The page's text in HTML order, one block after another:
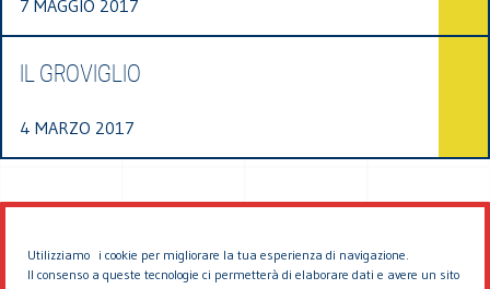
Utilizziamo i cookie per migliorare la tua esperienza di navigazione.
Il consenso a queste tecnologie ci permetterà di elaborare dati e avere un sito
7 MAGGIO 2017
IL GROVIGLIO
4 MARZO 2017